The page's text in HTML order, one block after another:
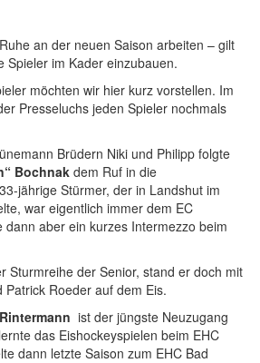
an der neuen Saison arbeiten – gilt
Spieler im Kader einzubauen.
möchten wir hier kurz vorstellen. Im
Presseluchs jeden Spieler nochmals
Brüdern Niki und Philipp folgte
Bochnak dem Ruf in die
jährige Stürmer, der in Landshut im
war eigentlich immer dem EC
dann aber ein kurzes Intermezzo beim
Sturmreihe der Senior, stand er doch mit
Roeder auf dem Eis.
ist der jüngste Neuzugang
das Eishockeyspielen beim EHC
dann letzte Saison zum EHC Bad